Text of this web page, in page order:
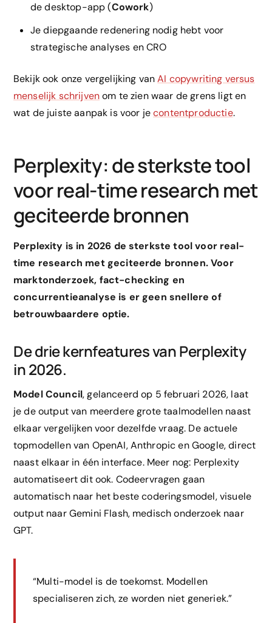
de desktop-app (Cowork)
Je diepgaande redenering nodig hebt voor
strategische analyses en CRO
Bekijk ook onze vergelijking vanAI copywriting versus
menselijk schrijvenom te zien waar de grens ligt en
wat de juiste aanpak is voor jecontentproductie.
Perplexity: de sterkste tool
voor real-time research met
geciteerde bronnen
Perplexity is in 2026 de sterkste tool voor real-
time research met geciteerde bronnen. Voor
marktonderzoek, fact-checking en
concurrentieanalyse is er geen snellere of
betrouwbaardere optie.
De drie kernfeatures van Perplexity
in 2026.
Model Council, gelanceerd op 5 februari 2026, laat
je de output van meerdere grote taalmodellen naast
elkaar vergelijken voor dezelfde vraag. De actuele
topmodellen van OpenAI, Anthropic en Google, direct
naast elkaar in één interface. Meer nog: Perplexity
automatiseert dit ook. Codeervragen gaan
automatisch naar het beste coderingsmodel, visuele
output naar Gemini Flash, medisch onderzoek naar
GPT.
“Multi-model is de toekomst. Modellen
specialiseren zich, ze worden niet generiek.”